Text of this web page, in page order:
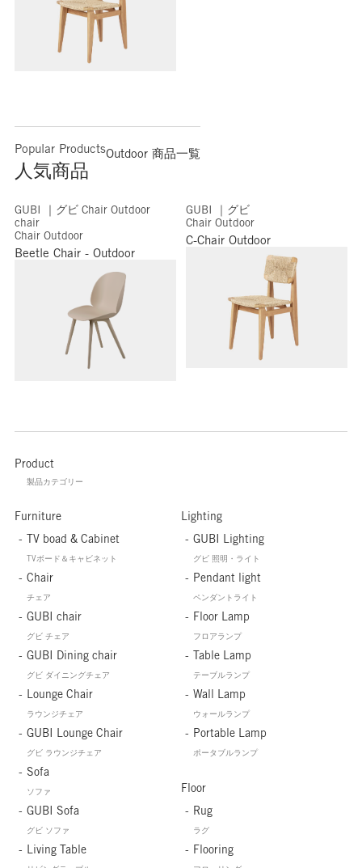
Popular Products
人気商品
Outdoor 商品一覧
GUBI ｜グビ Chair Outdoor
chair
Chair Outdoor
Beetle Chair - Outdoor
GUBI ｜グビ
Chair Outdoor
C-Chair Outdoor
Product
製品カテゴリー
Furniture
TV boad & Cabinet
TVボード＆キャビネット
Chair
チェア
GUBI chair
グビ チェア
GUBI Dining chair
グビ ダイニングチェア
Lounge Chair
ラウンジチェア
GUBI Lounge Chair
グビ ラウンジチェア
Sofa
ソファ
GUBI Sofa
グビ ソファ
Living Table
Lighting
GUBI Lighting
グビ 照明・ライト
Pendant light
ペンダントライト
Floor Lamp
フロアランプ
Table Lamp
テーブルランプ
Wall Lamp
ウォールランプ
Portable Lamp
ポータブルランプ
Floor
Rug
ラグ
Flooring